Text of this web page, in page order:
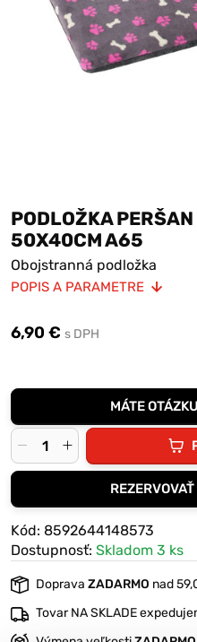
PODLOŽKA
50X40CM A65
Obojstranná podložka
Možnosť prať v práčke
POPIS A PARAMETRE
6,90 € s DPH
MÁTE
Kód: 8592644148573
Dostupnosť: Skladom 3 ks
Doprava ZADARMO nad
Tovar NA SKLADE